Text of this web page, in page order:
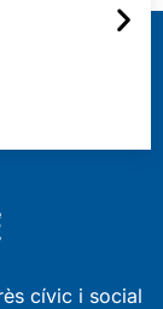
cívic i social